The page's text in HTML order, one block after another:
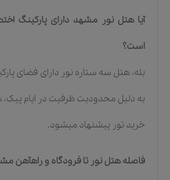
آیا هتل نور مشهد دارای پارکینگ
است؟
بله، هتل سه ستاره نور دارای فضای
به دلیل محدودیت ظرفیت در ایام
خرید تور پیشنهاد میشود.
فاصله هتل نور تا فرودگاه و راهآهن